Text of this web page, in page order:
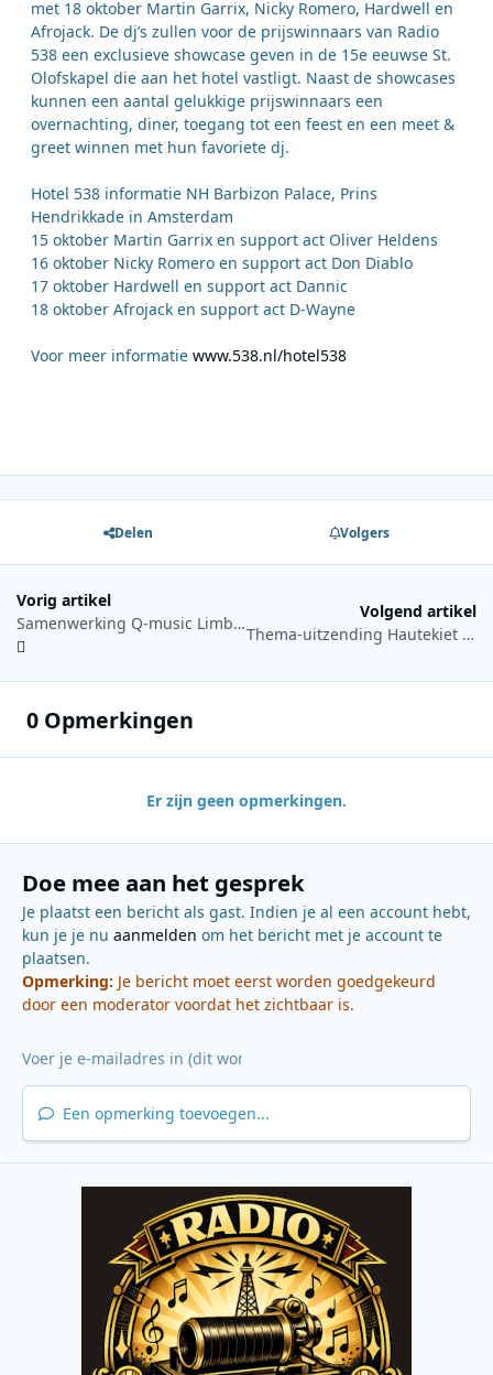
met 18 oktober Martin Garrix, Nicky Romero, Hardwell en
Afrojack. De dj’s zullen voor de prijswinnaars van Radio
538 een exclusieve showcase geven in de 15e eeuwse St.
Olofskapel die aan het hotel vastligt. Naast de showcases
kunnen een aantal gelukkige prijswinnaars een
overnachting, diner, toegang tot een feest en een meet &
greet winnen met hun favoriete dj.
Hotel 538 informatie NH Barbizon Palace, Prins
Hendrikkade in Amsterdam
15 oktober Martin Garrix en support act Oliver Heldens
16 oktober Nicky Romero en support act Don Diablo
17 oktober Hardwell en support act Dannic
18 oktober Afrojack en support act D-Wayne
Voor meer informatie www.538.nl/hotel538
Delen Volgers
Vorig artikel
Samenwerking Q-music Limburg en L1 voor realiseren DAB+
Volgend artikel
Thema-uitzending Hautekiet over cultuur in het onderwijs
0 Opmerkingen
Er zijn geen opmerkingen.
Doe mee aan het gesprek
Je plaatst een bericht als gast. Indien je al een account hebt,
kun je je nu aanmelden om het bericht met je account te
plaatsen.
Opmerking: Je bericht moet eerst worden goedgekeurd
door een moderator voordat het zichtbaar is.
Een opmerking toevoegen...